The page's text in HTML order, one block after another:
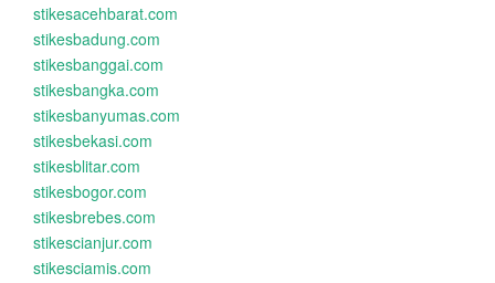
stikesacehbarat.com
stikesbadung.com
stikesbanggai.com
stikesbangka.com
stikesbanyumas.com
stikesbekasi.com
stikesblitar.com
stikesbogor.com
stikesbrebes.com
stikescianjur.com
stikesciamis.com